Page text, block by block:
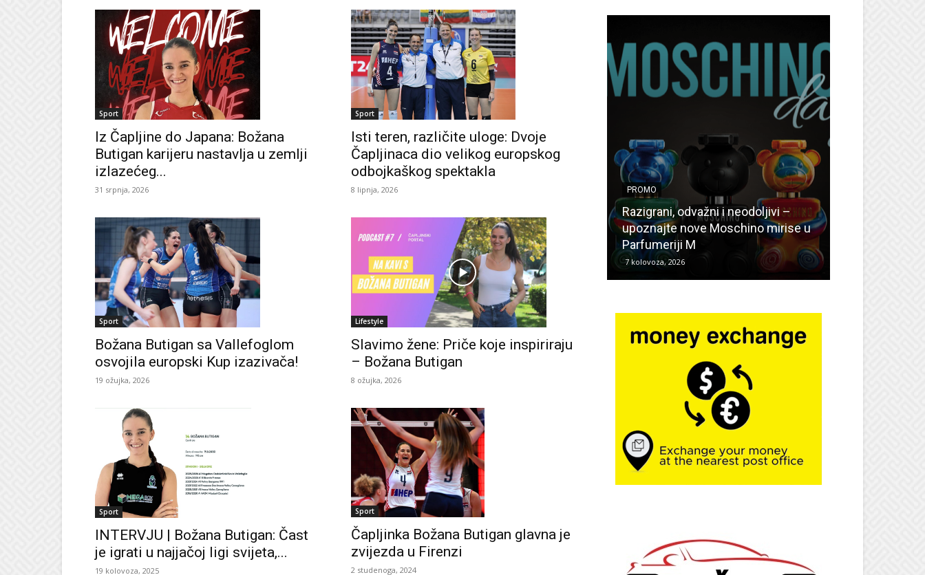
Sport
Iz Čapljine do Japana: Božana
Butigan karijeru nastavlja u zemlji
izlazećeg...
31 srpnja, 2026
Sport
Isti teren, različite uloge: Dvoje
Čapljinaca dio velikog europskog
odbojkaškog spektakla
8 lipnja, 2026
Sport
Božana Butigan sa Vallefoglom
osvojila europski Kup izazivača!
19 ožujka, 2026
Lifestyle
Slavimo žene: Priče koje inspiriraju
– Božana Butigan
8 ožujka, 2026
Sport
INTERVJU | Božana Butigan: Čast
je igrati u najjačoj ligi svijeta,...
19 kolovoza, 2025
Sport
Čapljinka Božana Butigan glavna je
zvijezda u Firenzi
2 studenoga, 2024
PROMO
Razigrani, odvažni i neodoljivi –
upoznajte nove Moschino mirise u
Parfumeriji M
7 kolovoza, 2026